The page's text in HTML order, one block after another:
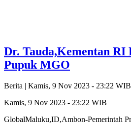
Dr. Tauda,Kementan RI
Pupuk MGO
Berita | Kamis, 9 Nov 2023 - 23:22 WIB
Kamis, 9 Nov 2023 - 23:22 WIB
GlobalMaluku,ID,Ambon-Pemerintah